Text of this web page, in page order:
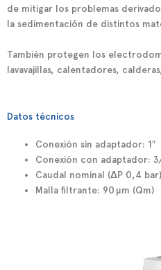
de mitigar los problemas
la sedimentación de distintos
También protegen los
lavavajillas, calentadores,
Datos técnicos
Conexión sin adaptador: 1″
Conexión con adaptador:
Caudal nominal (ΔP 0,4
Malla filtrante: 90 µm (Qm)